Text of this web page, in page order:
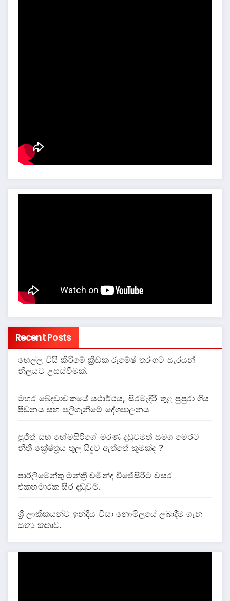
Recent Posts
හෙල්ල විසි කිරීමේ ක්‍රීඩක රුමේෂ් තරංගට සැරයන්
නිලයට උසස්වීමක්.
මහර ඛේදවාචකයේ යථාර්ථය, සිරමැදිරි තුළ පුපුරා ගිය
පීඩනය සහ පලිගැනීමේ දේශපාලනය
පූජිත් සහ හේමසිරිගේ මරණ දඩුවමත් සමග මෙරට
නීතී ක්‍රේෂ්ත්‍රය තුල සිදුව ඇත්තේ කුමක්ද ?
පාර්ලිමේන්තු මන්ත්‍රී චමින්ද විජේසිරිට වසර
එකහමාරක සිර දඬුවම්.
ශ්‍රී ලාකිකයන්ට ඉන්දීය වීසා නොමිලයේ ලබාදීම ගැන
සත්‍ය කතාව.